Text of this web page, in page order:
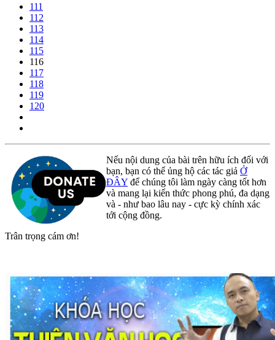
111
112
113
114
115
116
117
118
119
120
Nếu nội dung của bài trên hữu ích đối với
bạn, bạn có thể ủng hộ các tác giả Ở
ĐÂY để chúng tôi làm ngày càng tốt hơn
và mang lại kiến thức phong phú, đa dạng
và - như bao lâu nay - cực kỳ chính xác
tới cộng đồng.
Trân trọng cám ơn!